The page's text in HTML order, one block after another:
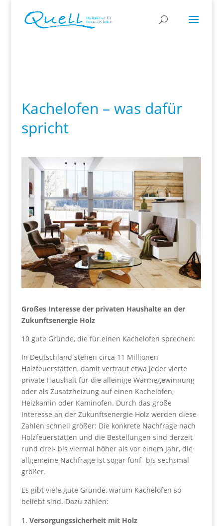
Kachelofen – was dafür
spricht
Großes Interesse der privaten Haushalte an der
Zukunftsenergie Holz
10 gute Gründe, die für einen Kachelofen sprechen:
In Deutschland stehen circa 11 Millionen
Holzfeuerstätten, damit vertraut etwa jeder vierte
private Haushalt für die alleinige Wärmegewinnung
oder als Zusatzheizung auf einen Kachelofen,
Heizkamin oder Kaminofen. Durch das große
Interesse an der Zukunftsenergie Holz werden diese
Zahlen schnell größer: Die konkrete Nachfrage nach
Holzfeuerstätten und die Bestellungen sind derzeit
rund drei- bis viermal höher als vor einem Jahr, die
allgemeine Nachfrage ist sogar fünf- bis sechsmal
größer.
Es gibt viele gute Gründe, warum Kachelöfen so
beliebt sind. Dazu zählen:
Versorgungssicherheit mit Holz